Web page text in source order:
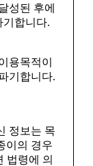
성된 후에
기합니다.
용목적이
기합니다.
정보는 목
이의 경우
법령에 의